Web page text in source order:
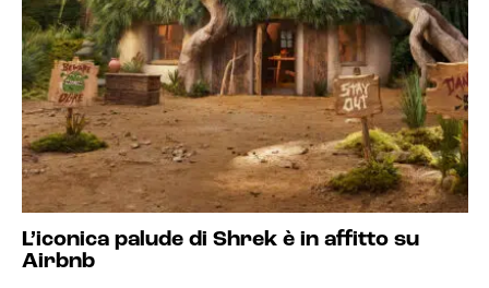
L’iconica palude di Shrek è in affitto su
Airbnb